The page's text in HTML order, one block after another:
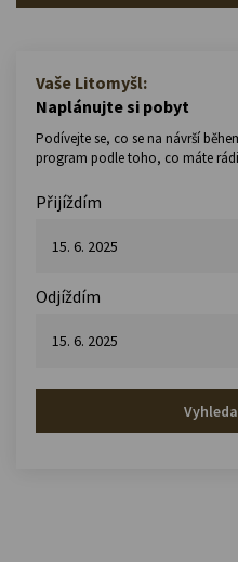
Vaše Litomyšl:
Naplánujte si pobyt
Podívejte se, co se na návrší
program podle toho, co máte
Přijíždím
Odjíždím